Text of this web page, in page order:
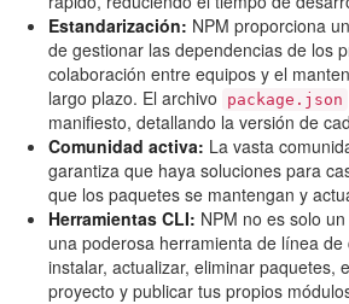
Estandarización: NPM proporciona
de gestionar las dependencias de los
colaboración entre equipos y el
largo plazo. El archivo
package.json
manifiesto, detallando la versión de
Comunidad activa: La vasta
garantiza que haya soluciones para
que los paquetes se mantengan y
Herramientas CLI: NPM no es solo
una poderosa herramienta de línea
instalar, actualizar, eliminar paquetes,
proyecto y publicar tus propios